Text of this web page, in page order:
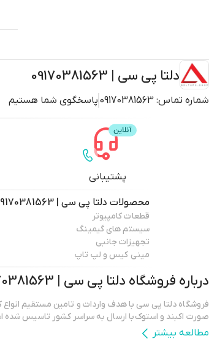
دلتا پی سی | 09170381563
شماره تماس: 09170381563 پاسخگوی شما هستیم
پشتیبانی
محصولات دلتا پی سی | 09170381563
قطعات کامپیوتر
سیستم های گیمینگ
تجهیزات جانبی
مینی کیس و لپ تاپ
درباره فروشگاه دلتا پی سی | 09170381563
فروشگاه دلتا پی سی با هدف واردات و تامین مستقیم انواع
صورت اکبند و استوک با ارسال به سراسر کشور تاسیس شده
مطالعه بیشتر